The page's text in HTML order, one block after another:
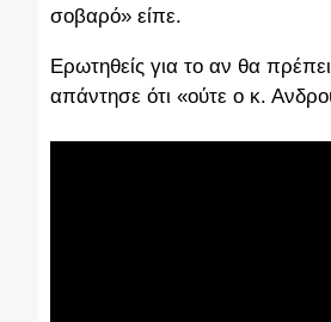
σοβαρό» είπε.
Ερωτηθείς για το αν θα
απάντησε ότι «ούτε ο κ.